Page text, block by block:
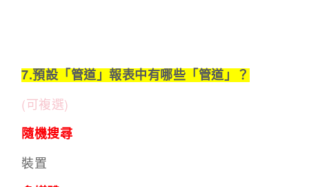
7.預設「管道」報表中有哪些「管道」？
(可複選)
隨機搜尋
裝置